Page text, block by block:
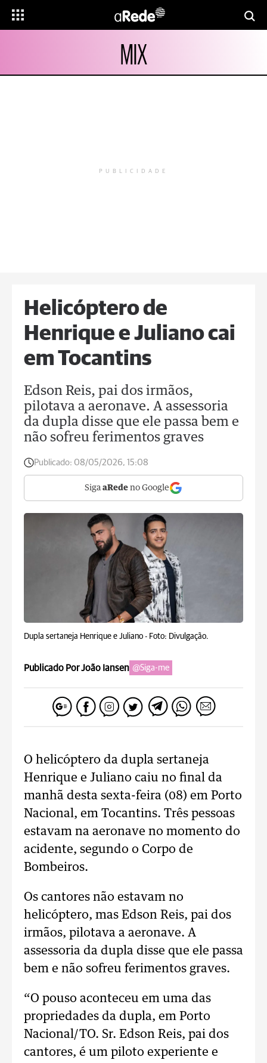
MIX
PUBLICIDADE
Helicóptero de
Henrique e Juliano cai
em Tocantins
Edson Reis, pai dos irmãos,
pilotava a aeronave. A assessoria
da dupla disse que ele passa bem e
não sofreu ferimentos graves
Publicado: 08/05/2026, 15:08
Siga aRede no Google
Dupla sertaneja Henrique e Juliano - Foto: Divulgação.
Publicado Por João Iansen @Siga-me
O helicóptero da dupla sertaneja
Henrique e Juliano caiu no final da
manhã desta sexta-feira (08) em Porto
Nacional, em Tocantins. Três pessoas
estavam na aeronave no momento do
acidente, segundo o Corpo de
Bombeiros.
Os cantores não estavam no
helicóptero, mas Edson Reis, pai dos
irmãos, pilotava a aeronave. A
assessoria da dupla disse que ele passa
bem e não sofreu ferimentos graves.
“O pouso aconteceu em uma das
propriedades da dupla, em Porto
Nacional/TO. Sr. Edson Reis, pai dos
cantores, é um piloto experiente e